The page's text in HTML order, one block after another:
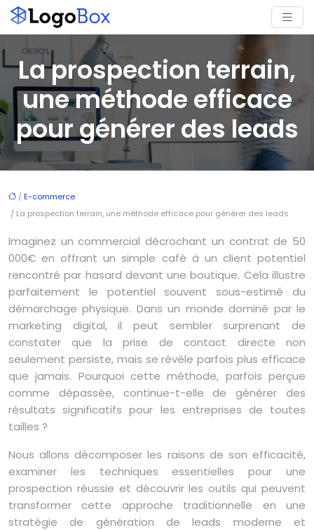
La prospection terrain,
une méthode efficace
pour générer des leads
/ E-commerce
/ La prospection terrain, une méthode efficace pour générer des leads
Imaginez un commercial décrochant un contrat de 50
000€ en offrant un simple café à un client potentiel
rencontré par hasard devant une boutique. Cela illustre
parfaitement le potentiel souvent sous-estimé du
démarchage physique. Dans un monde dominé par le
marketing digital, il peut sembler surprenant de
constater que la prise de contact directe non
seulement persiste, mais se révèle parfois plus efficace
que jamais. Pourquoi cette méthode, parfois perçue
comme dépassée, continue-t-elle de générer des
résultats significatifs pour les entreprises de toutes
tailles ?
Nous allons décomposer les raisons de son efficacité,
examiner les techniques essentielles pour une
prospection réussie et découvrir les outils qui peuvent
transformer cette approche traditionnelle en une
stratégie de génération de leads moderne et